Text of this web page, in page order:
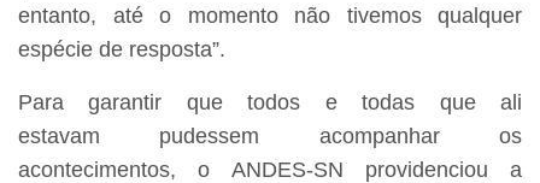
entanto, até o momento não tivemos qualquer
espécie de resposta”.
Para garantir que todos e todas que ali
estavam pudessem acompanhar os
acontecimentos, o ANDES-SN providenciou a